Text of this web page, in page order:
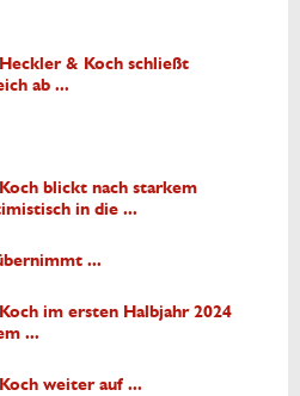
& Koch schließt
ab ...
blickt nach starkem
in die ...
...
im ersten Halbjahr 2024
...
weiter auf ...